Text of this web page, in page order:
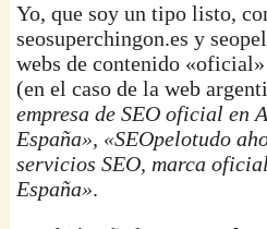
Yo, que soy un tipo listo,
seosuperchingon.es y
webs de contenido
(en el caso de la web
empresa de SEO oficial en
España», «SEOpelotudo
servicios SEO, marca
España».